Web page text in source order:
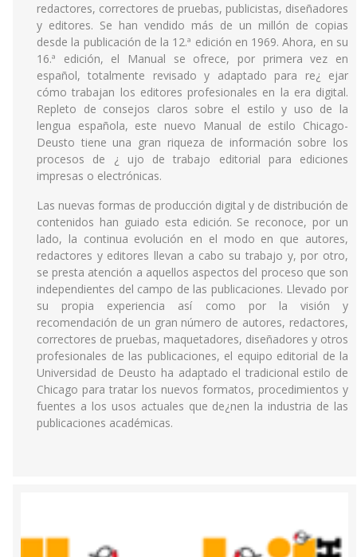
redactores, correctores de pruebas, publicistas, diseñadores
y editores. Se han vendido más de un millón de copias
desde la publicación de la 12.ª edición en 1969. Ahora, en su
16.ª edición, el Manual se ofrece, por primera vez en
español, totalmente revisado y adaptado para re¿ ejar
cómo trabajan los editores profesionales en la era digital.
Repleto de consejos claros sobre el estilo y uso de la
lengua española, este nuevo Manual de estilo Chicago-
Deusto tiene una gran riqueza de información sobre los
procesos de ¿ ujo de trabajo editorial para ediciones
impresas o electrónicas.
Las nuevas formas de producción digital y de distribución de
contenidos han guiado esta edición. Se reconoce, por un
lado, la continua evolución en el modo en que autores,
redactores y editores llevan a cabo su trabajo y, por otro,
se presta atención a aquellos aspectos del proceso que son
independientes del campo de las publicaciones. Llevado por
su propia experiencia así como por la visión y
recomendación de un gran número de autores, redactores,
correctores de pruebas, maquetadores, diseñadores y otros
profesionales de las publicaciones, el equipo editorial de la
Universidad de Deusto ha adaptado el tradicional estilo de
Chicago para tratar los nuevos formatos, procedimientos y
fuentes a los usos actuales que de¿nen la industria de las
publicaciones académicas.